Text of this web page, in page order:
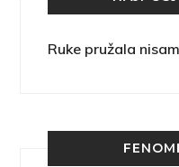
Ruke pružala nisam